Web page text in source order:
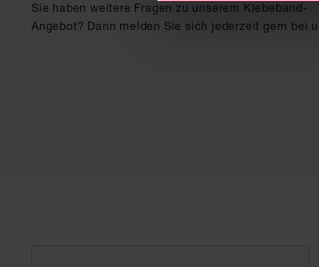
Sie haben weitere Fragen zu unserem Klebeband-
Angebot? Dann melden Sie sich jederzeit gern bei